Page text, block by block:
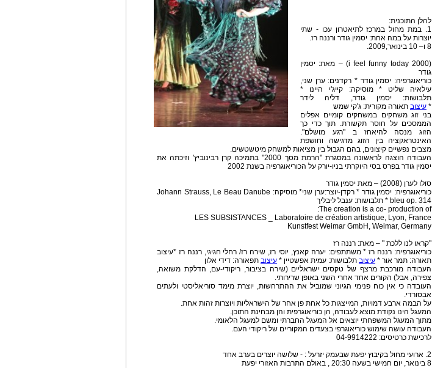
להלן התוכנית:
1. במת מחול במרכז לתיאטרון עכו - שתי
יוצרות על במה אחת: יסמין גודר ורננה רז.
8 ו– 10 בינואר,2009.
(i feel funny today 2000) – מאת: יסמין
גודר
כוריאוגרפיה: יסמין גודר * רקדנים: ערן שני,
עילאיה שליט * מוסיקה: קייג'י היינו *
תלבושות: יסמין גודר, דליה לידר
* עיצוב תאורה מקורית: ג'קי שמש
בני זוג משחקים במשחקים קומיים אפלים
הממסכים על חוסר תקשורת. תוך כדי כך
הזוג מנסה להיאחז ב "רגע מושלם".
האינטראקציה בין הזוג מדגישה וחושפת
מצבים נפשיים קיצונים, בהם הגבול בין מציאות למשחק מיטשטשים.
העבודה הוצגה לראשונה במסגרת "הרמת מסך 2000" בתמיכה קרן רבינוביץ' וזיכתה את
יסמין גודר בפרס בסי היוקרתי בניו-יורק על הכוריאוגרפיה בשנת 2002
סולו לערן (2008) – מאת יסמין גודר
כוריאוגרפיה: יסמין גודר * רקדן-יוצר:ערן שני* מוסיקה: Johann Strauss, Le Beau Danube
bleu op. 314 * תלבושות: ענבל ליבליך
The creation is a co- production of:
LES SUBSISTANCES _ Laboratoire de création artistique, Lyon, France
Kunstfest Weimar GmbH, Weimar, Germany
"קראו לנו ללכת " – מאת: רננה רז
כוריאוגרפיה: רננה רז * משתתפים: יערה קאנץ, יוסי רז, שירה רז/ רחלי חגיגי, רננה רז *עיצוב
תאורה: תמר אור * עיצוב תלבושות: עמית אפשטיין * עיצוב תפאורה: דידי אלון
העבודה מורכבת מרצף של טקסים ישראליים (שירה בציבור, ריקודי-עם, הדלקת משואה,
צפירה, אבל) הקורים אחד אחרי השני באופן שרירותי.
העובדה כי אין כוח פנימי הגיוני שמוביל את ההתרחשות, יוצרת מימד סוריאליסטי ולעתים
אבסורדי.
על הבמה ארבע דמויות, המייצגות כל אחת פן אחר של הישראליות ויוצרות זהות אחת.
המעגל הינו נקודת מוצא לעבודה, הן כוריאוגרפית והן מבחינת התוכן.
מתוך המעגל המשפחתי יוצאים אל המעגל החברתי ומשם למעגל הלאומי.
העבודה עושה שימוש כוריאוגרפי בצעדים המקוריים של ריקודי העם.
לרכישת כרטיסים: 04-9914222
2. ארועי מחול בקיבוץ יפעת שבעמק יזרעל : - שלושה יוצרים בערב אחד
8 בינואר, יום חמישי בשעה 20:30 , באולם התרבות האזורי יפעת